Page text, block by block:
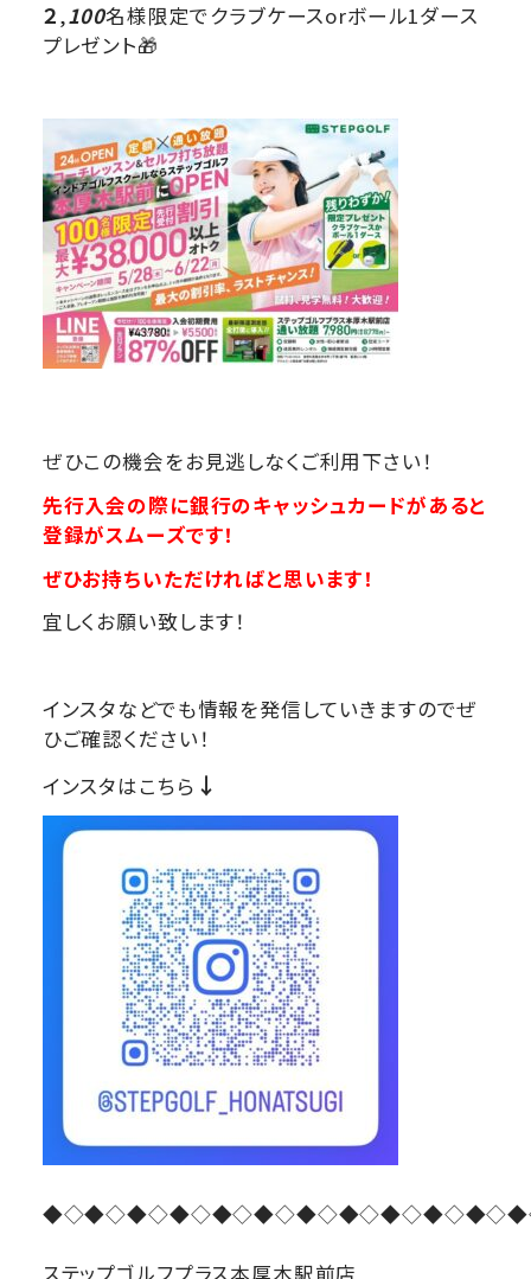
２,100名様限定でクラブケースorボール1ダース
プレゼント🎁
ぜひこの機会をお見逃しなくご利用下さい！
先行入会の際に銀行のキャッシュカードがあると
登録がスムーズです！
ぜひお持ちいただければと思います！
宜しくお願い致します！
インスタなどでも情報を発信していきますのでぜ
ひご確認ください！
インスタはこちら ↓
ステップゴルフプラス本厚木駅前店